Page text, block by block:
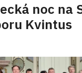
noc na
Kvintus